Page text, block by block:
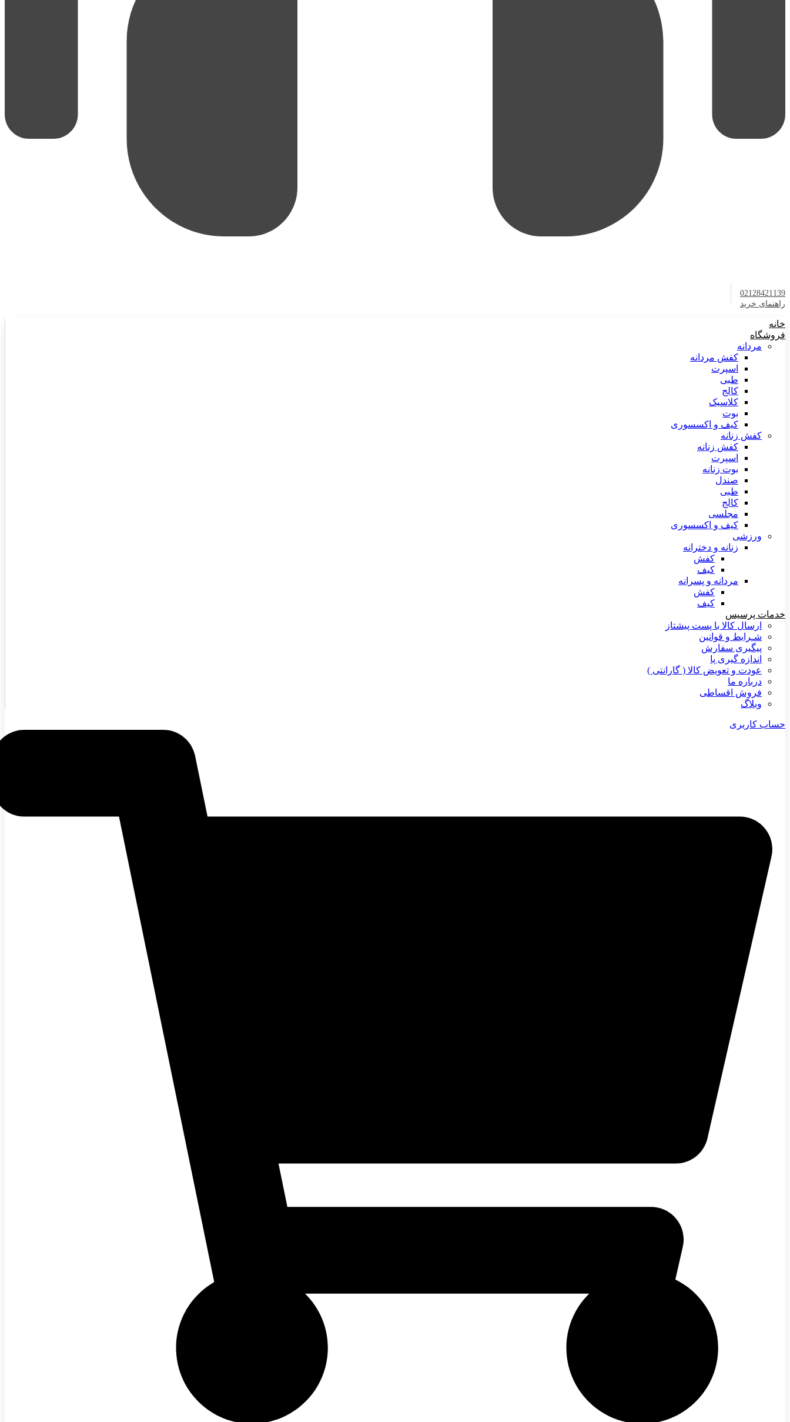
02128421139
راهنمای خرید
خانه
فروشگاه
مردانه
کفش مردانه
اسپرت
طبی
کالج
کلاسیک
بوت
کیف و اکسسوری
کفش زنانه
کفش زنانه
اسپرت
بوت زنانه
صندل
طبی
کالج
مجلسی
کیف و اکسسوری
ورزشی
زنانه و دخترانه
کفش
کیف
مردانه و پسرانه
کفش
کیف
خدمات پرسیس
ارسال کالا با پست پیشتاز
شـرایط و قوانین
پیگیری سفارش
اندازه گیری پا
عودت و تعویض کالا ( گارانتی )
درباره ما
فروش اقساطی
وبلاگ
حساب کاربری